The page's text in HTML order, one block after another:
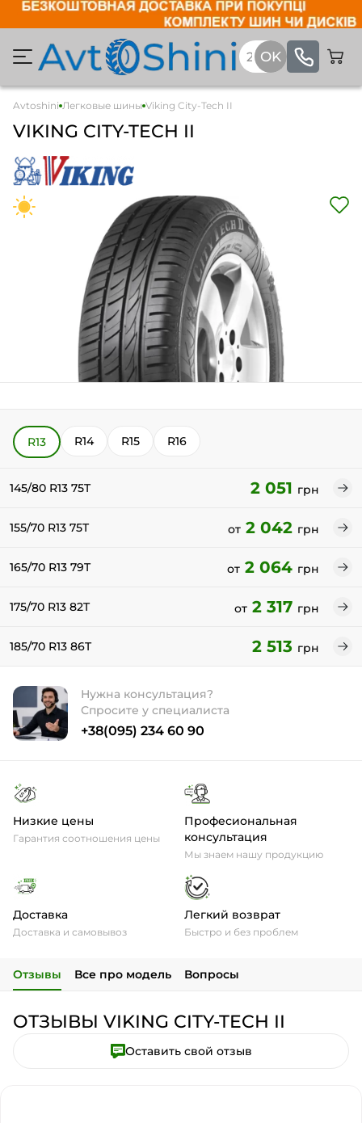
Avtoshini Легковые шины Viking City-Tech II
VIKING CITY-TECH II
R13 R14 R15 R16
145/80 R13 75T 2 051 грн
155/70 R13 75T от 2 042 грн
165/70 R13 79T от 2 064 грн
175/70 R13 82T от 2 317 грн
185/70 R13 86T 2 513 грн
Нужна консультация?
Спросите у специалиста
+38(095) 234 60 90
Низкие цены
Гарантия соотношения цены
Професиональная
консультация
Мы знаем нашу продукцию
Доставка
Доставка и самовывоз
Легкий возврат
Быстро и без проблем
Отзывы Все про модель Вопросы
ОТЗЫВЫ VIKING CITY-TECH II
Оставить свой отзыв